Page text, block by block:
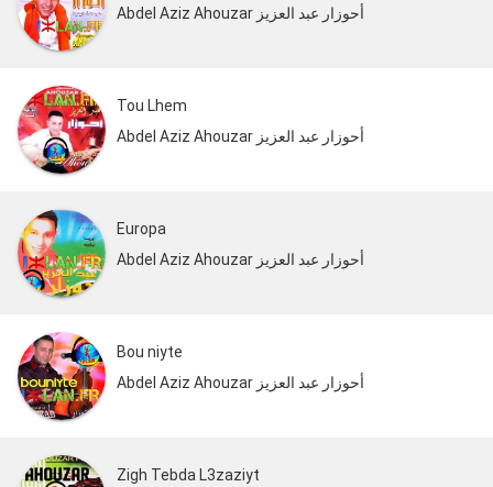
Abdel Aziz Ahouzar أحوزار عبد العزيز
Tou Lhem
Abdel Aziz Ahouzar أحوزار عبد العزيز
Europa
Abdel Aziz Ahouzar أحوزار عبد العزيز
Bou niyte
Abdel Aziz Ahouzar أحوزار عبد العزيز
Zigh Tebda L3zaziyt